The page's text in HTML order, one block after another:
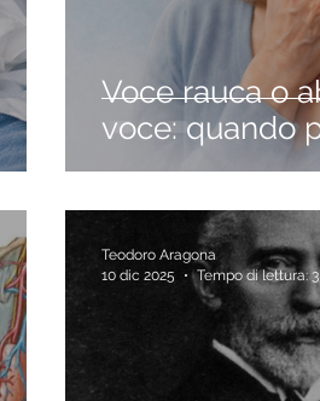
Voce rauca o
voce: quando
Teodoro Aragona
10 dic 2025
Tempo di lettura: